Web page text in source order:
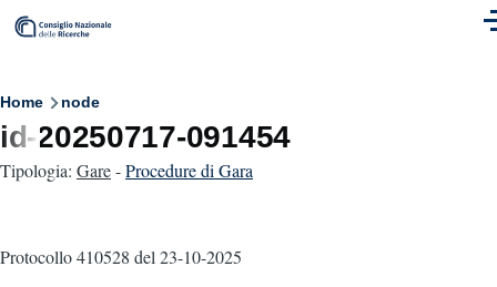
Skip to main content
Breadcrumb
Home node
id-20250717-091454
Tipologia: Gare-Procedure di Gara
Protocollo 410528 del 23-10-2025